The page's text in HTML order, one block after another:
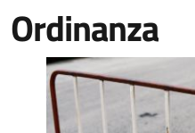
Ordinanza